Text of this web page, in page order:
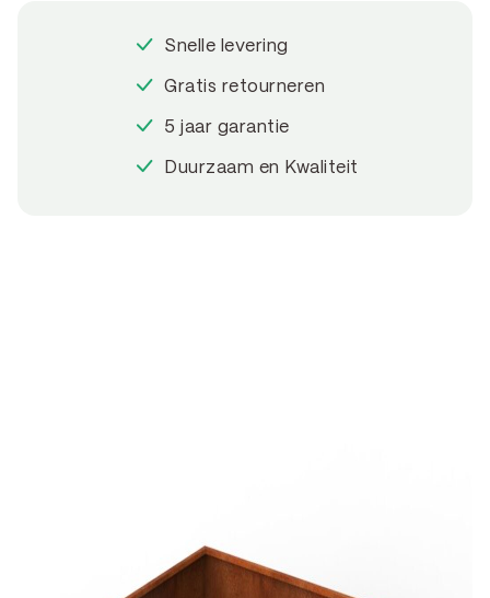
Snelle levering
Gratis retourneren
5 jaar garantie
Duurzaam en Kwaliteit